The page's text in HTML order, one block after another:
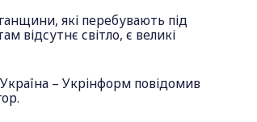
які перебувають під
відсутнє світло, є великі
– Укрінформ повідомив